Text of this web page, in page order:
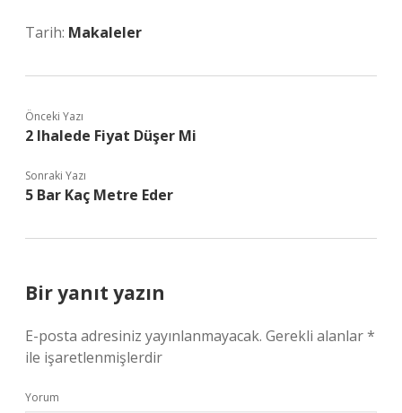
Tarih: Makaleler
Önceki Yazı
2 Ihalede Fiyat Düşer Mi
Sonraki Yazı
5 Bar Kaç Metre Eder
Bir yanıt yazın
E-posta adresiniz yayınlanmayacak. Gerekli alanlar*
ile işaretlenmişlerdir
Yorum